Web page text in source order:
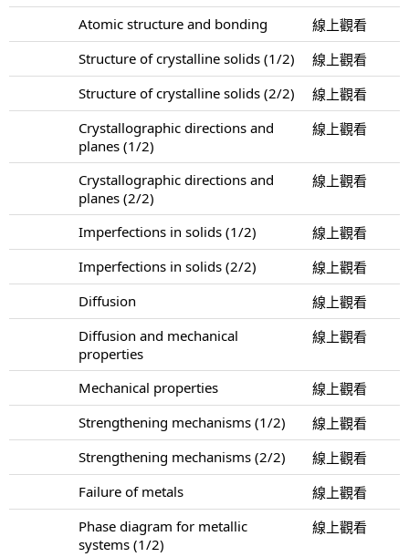
Atomic structure and bonding
線上觀看
Structure of crystalline solids (1/2)
線上觀看
Structure of crystalline solids (2/2)
線上觀看
Crystallographic directions and
planes (1/2)
線上觀看
Crystallographic directions and
planes (2/2)
線上觀看
Imperfections in solids (1/2)
線上觀看
Imperfections in solids (2/2)
線上觀看
Diffusion
線上觀看
Diffusion and mechanical
properties
線上觀看
Mechanical properties
線上觀看
Strengthening mechanisms (1/2)
線上觀看
Strengthening mechanisms (2/2)
線上觀看
Failure of metals
線上觀看
Phase diagram for metallic
systems (1/2)
線上觀看